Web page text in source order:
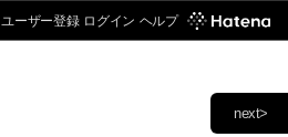
ユーザー登録 ログイン ヘルプ
next>